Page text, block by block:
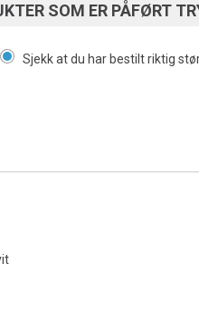
SOM ER PÅFØRT
Sjekk at du har bestilt riktig